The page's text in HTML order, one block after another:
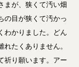
まが、狭くて汚い畑
の目が狭くて汚かっ
わかりました。どん
たくありません。
祈り願います。アー